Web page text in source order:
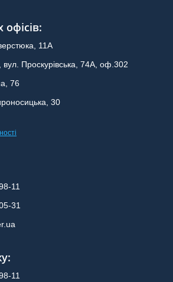
11А
Проскурівська, 74А, оф.302
76
30
11
31
:
11